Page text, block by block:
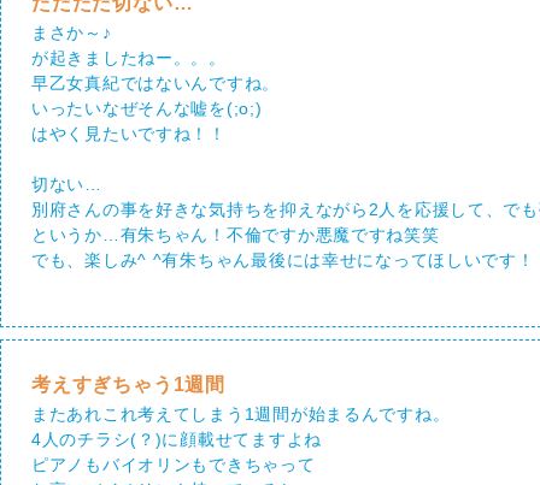
まさか～♪
が起きましたねー。。。
早乙女真紀ではないんですね。
いったいなぜそんな嘘を(;o;)
はやく見たいですね！！
切ない…
別府さんの事を好きな気持ちを抑えながら2人を応援して、で
というか…有朱ちゃん！不倫ですか悪魔ですね笑笑
でも、楽しみ^ ^有朱ちゃん最後には幸せになってほしいです！
考えすぎちゃう1週間
またあれこれ考えてしまう1週間が始まるんですね。
4人のチラシ(？)に顔載せてますよね
ピアノもバイオリンもできちゃって